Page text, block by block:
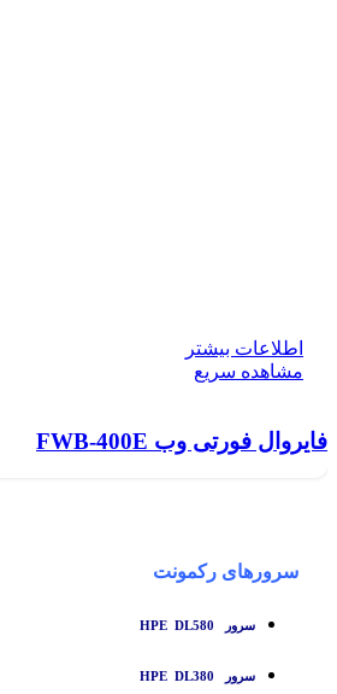
اطلاعات بیشتر
مشاهده سریع
فایروال فورتی وب FWB-400E
سرورهای رکمونت
سرور HPE DL580
سرور HPE DL380